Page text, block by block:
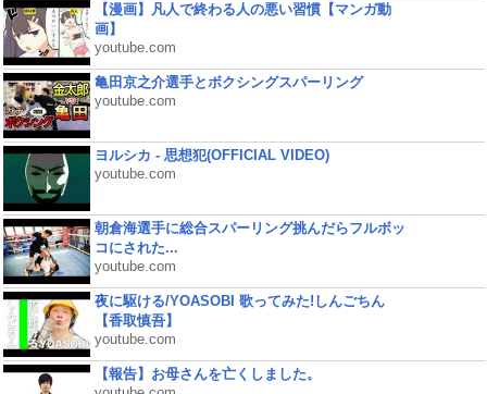
【漫画】凡人で終わる人の悪い習慣【マンガ動
画】
youtube.com
亀田京之介選手とボクシングスパーリング
youtube.com
ヨルシカ - 思想犯(OFFICIAL VIDEO)
youtube.com
朝倉海選手に総合スパーリング挑んだらフルボッ
コにされた...
youtube.com
夜に駆ける/YOASOBI 歌ってみた!しんごちん
【香取慎吾】
youtube.com
【報告】お母さんを亡くしました。